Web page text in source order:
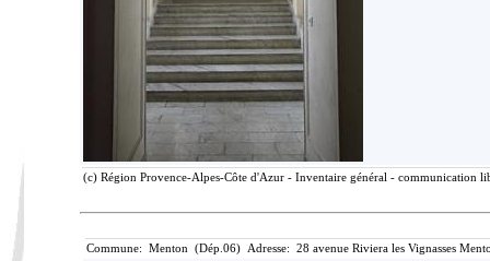
(c) Région Provence-Alpes-Côte d'Azur - Inventaire général - communication
Commune: Menton (Dép.06) Adresse: 28 avenue Riviera les Vignasses